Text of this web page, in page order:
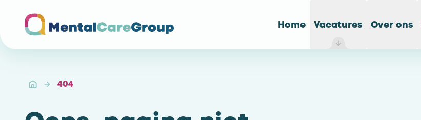
Home Vacatures Over ons
404